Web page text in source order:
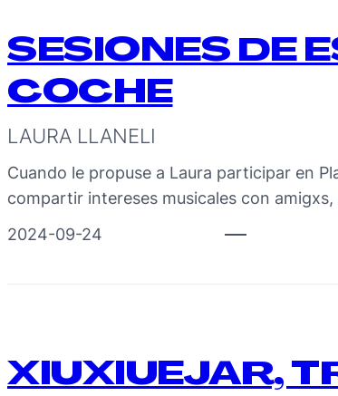
SESIONES DE
COCHE
LAURA LLANELI
Cuando le propuse a Laura participar en
compartir intereses musicales con
2024-09-24
XIUXIUEJAR,